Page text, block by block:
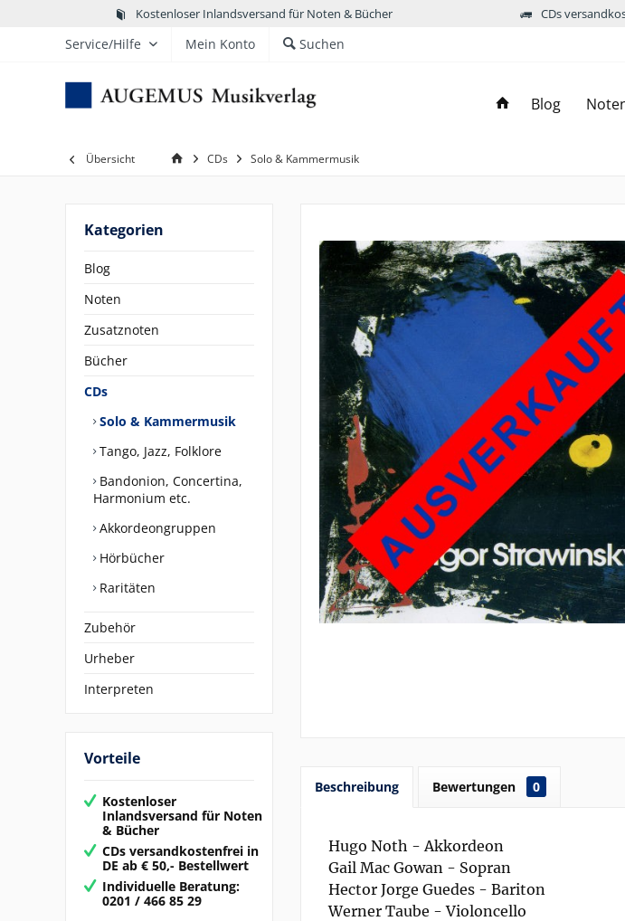
Kostenloser Inlandsversand für Noten & Bücher CDs
Service/Hilfe Mein Konto Suchen
Blog
Übersicht CDs Solo & Kammermusik
Kategorien
Blog
Noten
Zusatznoten
Bücher
CDs
Solo & Kammermusik
Tango, Jazz, Folklore
Bandonion, Concertina,
Harmonium etc.
Akkordeongruppen
Hörbücher
Raritäten
Zubehör
Urheber
Interpreten
Vorteile
Kostenloser
Inlandsversand für Noten
& Bücher
CDs versandkostenfrei in
DE ab € 50,- Bestellwert
Individuelle Beratung:
0201 / 466 85 29
Beschreibung Bewertungen 0
Hugo Noth - Akkordeon
Gail Mac Gowan - Sopran
Hector Jorge Guedes - Bariton
Werner Taube - Violoncello